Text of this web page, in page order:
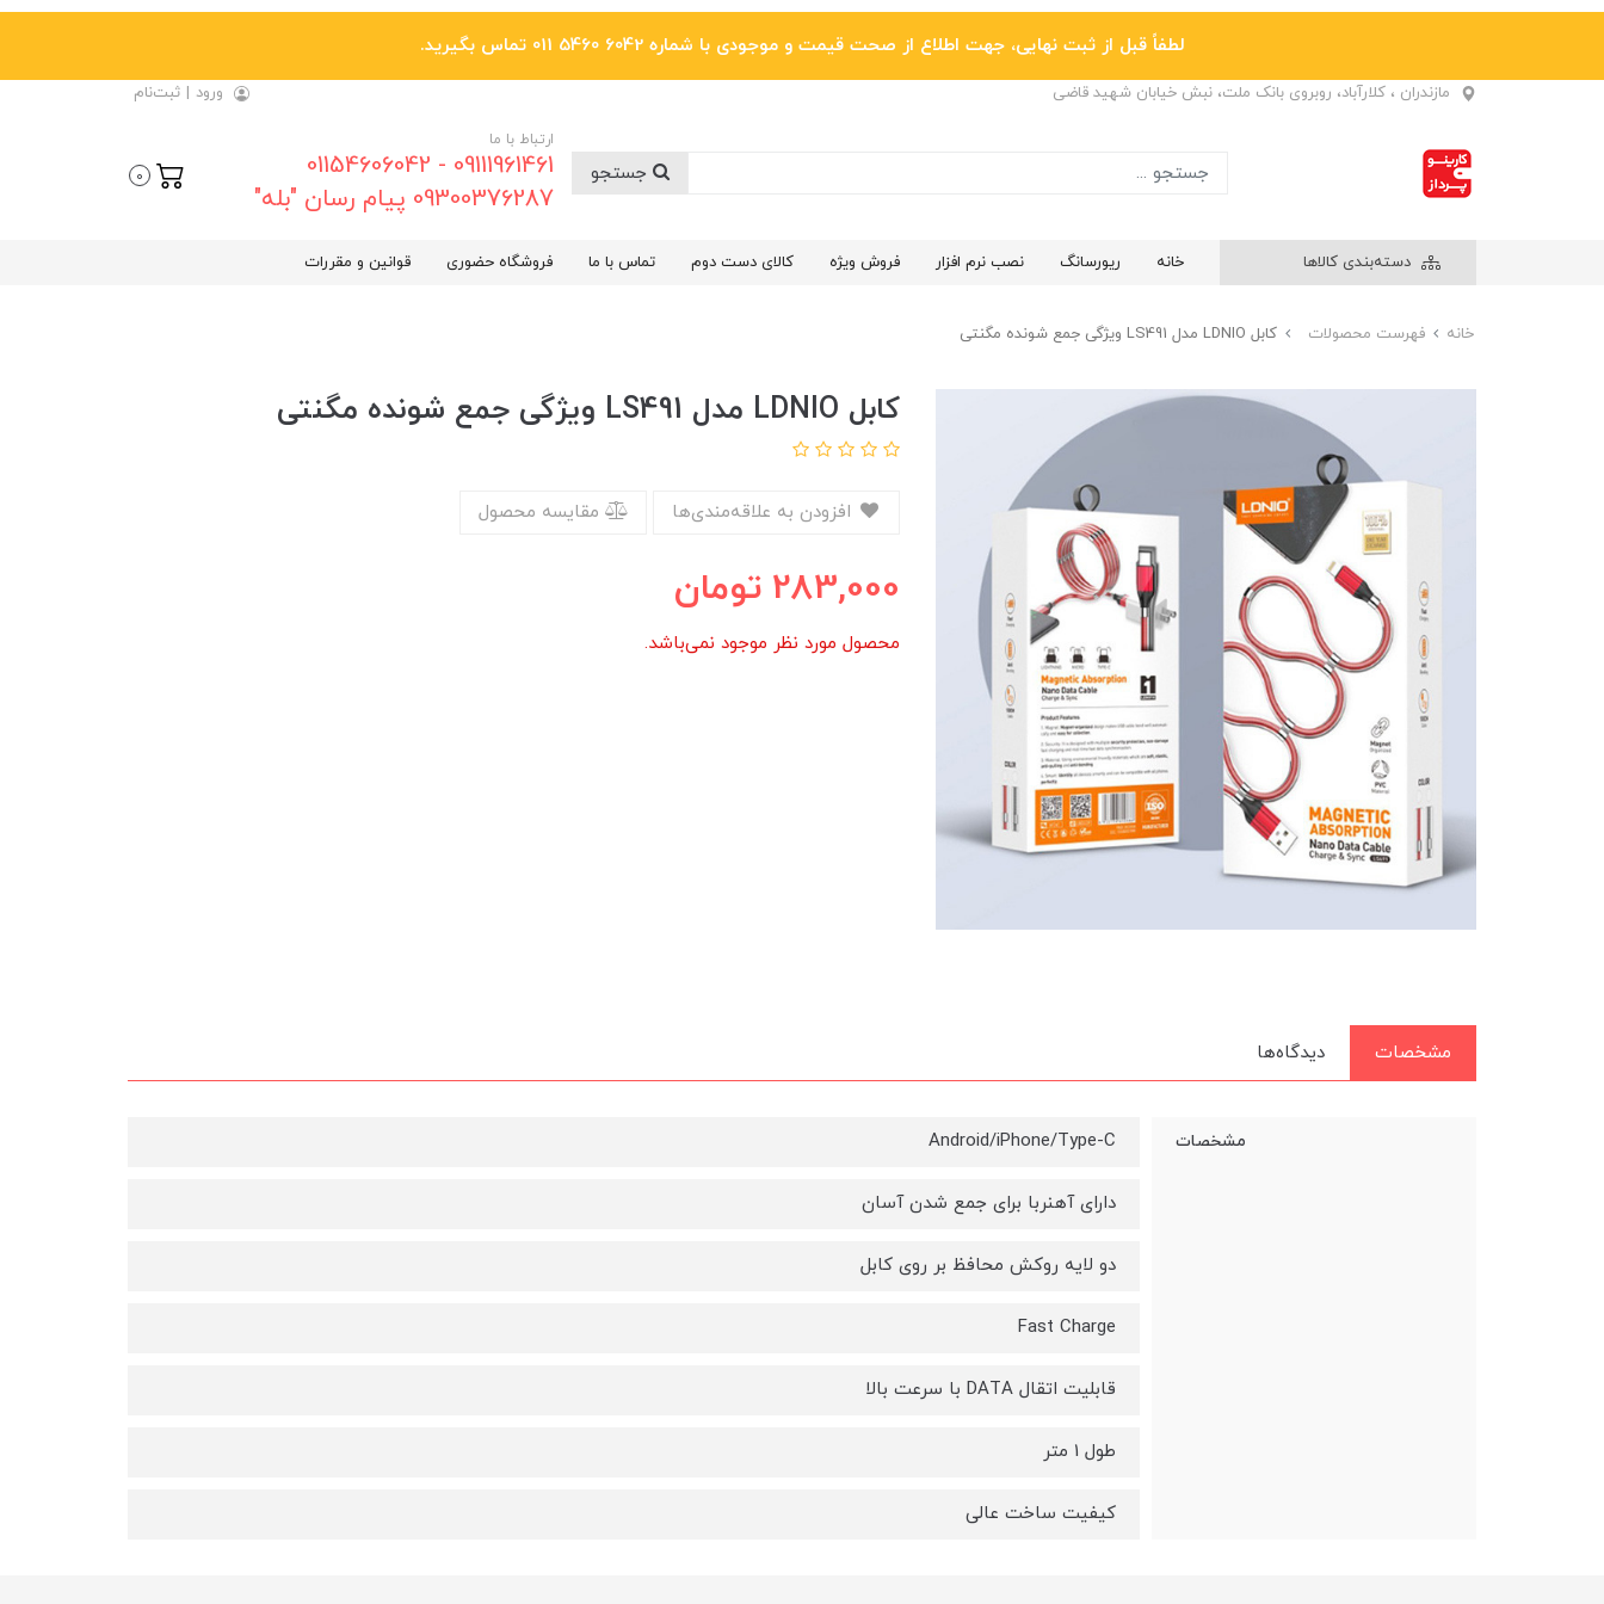
لطفاً قبل از ثبت نهایی، جهت اطلاع از صحت قیمت و موجودی با شماره 6042 5460 011 تماس بگیرید.
مازندران ، کلارآباد، روبروی بانک ملت، نبش خیابان شهید قاضی ورود | ثبت‌نام
ارتباط با ما
09111961461 - 01154606042
09300376287 پیام رسان "بله"
0
دسته‌بندی کالاها خانه ریورسانگ نصب نرم افزار فروش ویژه کالای دست دوم تماس با ما فروشگاه حضوری قوانین و مقررات
خانه فهرست محصولات کابل LDNIO مدل LS491 ویژگی جمع شونده مگنتی
کابل LDNIO مدل LS491 ویژگی جمع شونده مگنتی
مقایسه محصول
283,000 تومان
محصول مورد نظر موجود نمی‌باشد.
مشخصات دیدگاه‌ها
مشخصات Android/iPhone/Type-C
دارای آهنربا برای جمع شدن آسان
دو لایه روکش محافظ بر روی کابل
Fast Charge
قابلیت اتقال DATA با سرعت بالا
طول 1 متر
کیفیت ساخت عالی